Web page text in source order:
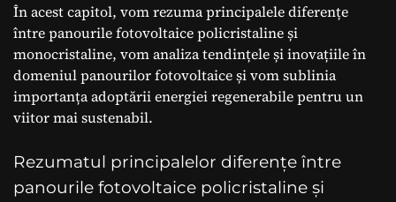
În acest capitol, vom rezuma principalele diferențe
între panourile fotovoltaice policristaline și
monocristaline, vom analiza tendințele și inovațiile în
domeniul panourilor fotovoltaice și vom sublinia
importanța adoptării energiei regenerabile pentru un
viitor mai sustenabil.
Rezumatul principalelor diferențe între
panourile fotovoltaice policristaline și